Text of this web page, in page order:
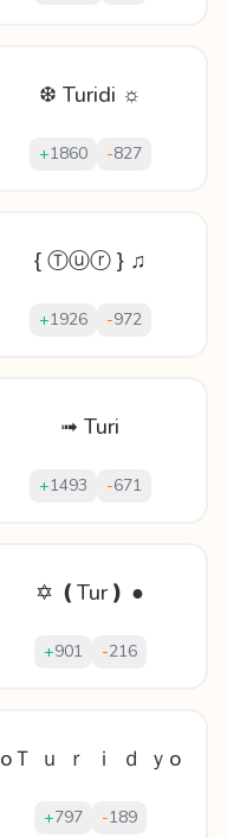
❆ Turidi ☼
+1860 -827
{ Ⓣⓤⓡ } ♫
+1926 -972
➟ Turi
+1493 -671
✡ ❪Tur❫ ●
+901 -216
oＴ ｕ ｒ ｉ ｄ ｙo
+797 -189